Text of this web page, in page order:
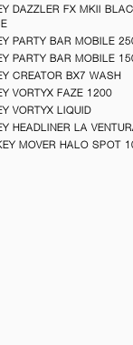
DAZZLER FX MKII
PARTY BAR MOBILE
PARTY BAR MOBILE
CREATOR BX7 WASH
VORTYX FAZE 1200
VORTYX LIQUID
HEADLINER LA
MOVER HALO SPOT